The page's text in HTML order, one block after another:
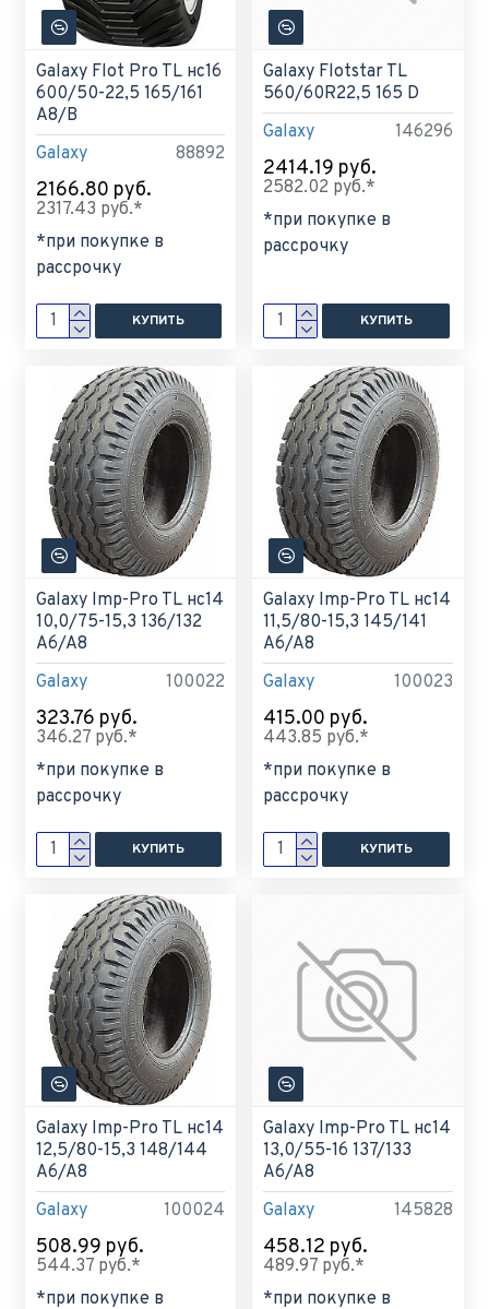
Galaxy 88892
Galaxy Flot Pro TL нс16
600/50-22,5 165/161
A8/B
2166.80 руб.
2317.43 руб.*
*при покупке в
рассрочку
КУПИТЬ
Galaxy 146296
Galaxy Flotstar TL
560/60R22,5 165 D
2414.19 руб.
2582.02 руб.*
*при покупке в
рассрочку
КУПИТЬ
Galaxy 100022
Galaxy Imp-Pro TL нс14
10,0/75-15,3 136/132
A6/A8
323.76 руб.
346.27 руб.*
*при покупке в
рассрочку
КУПИТЬ
Galaxy 100023
Galaxy Imp-Pro TL нс14
11,5/80-15,3 145/141
A6/A8
415.00 руб.
443.85 руб.*
*при покупке в
рассрочку
КУПИТЬ
Galaxy 100024
Galaxy Imp-Pro TL нс14
12,5/80-15,3 148/144
A6/A8
508.99 руб.
544.37 руб.*
*при покупке в
Galaxy 145828
Galaxy Imp-Pro TL нс14
13,0/55-16 137/133
A6/A8
458.12 руб.
489.97 руб.*
*при покупке в